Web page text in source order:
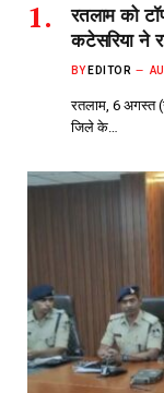
रतलाम को
कटेसरिया ने
BY EDITOR
रतलाम, 6 अगस्त
जिले के…